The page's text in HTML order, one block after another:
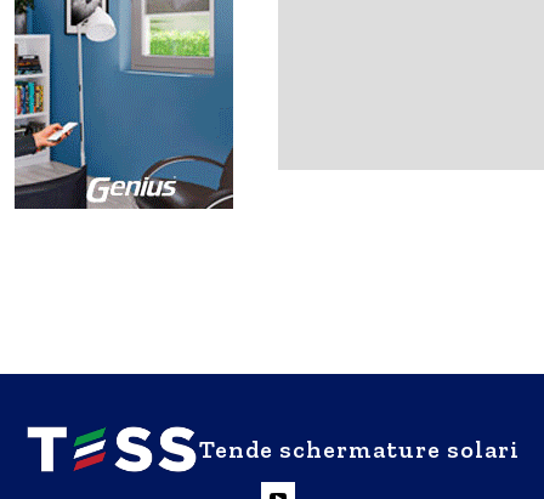
Tende schermature solari